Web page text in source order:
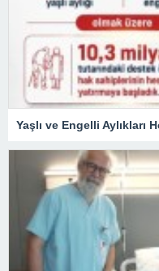
Yaşlı ve Engelli Aylıkları